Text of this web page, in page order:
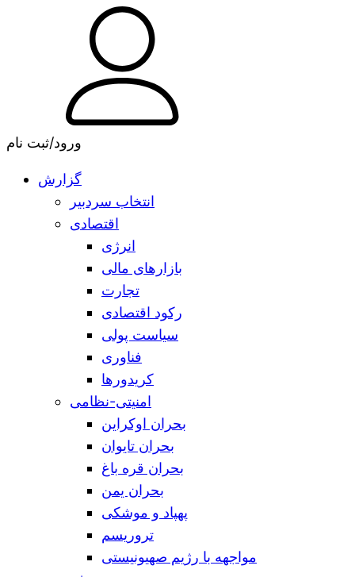
ورود/ثبت نام
گزارش
انتخاب سردبیر
اقتصادی
انرژی
بازارهای مالی
تجارت
رکود اقتصادی
سیاست پولی
فناوری
کریدورها
امنیتی-نظامی
بحران اوکراین
بحران تایوان
بحران قره باغ
بحران یمن
پهپاد و موشکی
تروریسم
مواجهه با رژیم صهیونیستی